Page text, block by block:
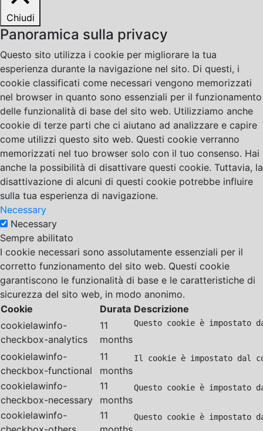
Chiudi
Panoramica sulla privacy
Questo sito utilizza i cookie per migliorare la tua
esperienza durante la navigazione nel sito. Di questi, i
cookie classificati come necessari vengono memorizzati
nel browser in quanto sono essenziali per il funzionamento
delle funzionalità di base del sito web. Utilizziamo anche
cookie di terze parti che ci aiutano ad analizzare e capire
come utilizzi questo sito web. Questi cookie verranno
memorizzati nel tuo browser solo con il tuo consenso. Hai
anche la possibilità di disattivare questi cookie. Tuttavia, la
disattivazione di alcuni di questi cookie potrebbe influire
sulla tua esperienza di navigazione.
Necessary
Necessary
Sempre abilitato
I cookie necessari sono assolutamente essenziali per il
corretto funzionamento del sito web. Questi cookie
garantiscono le funzionalità di base e le caratteristiche di
sicurezza del sito web, in modo anonimo.
Cookie
Durata Descrizione
cookielawinfo-
checkbox-analytics
11
months
Questo cookie è
cookielawinfo-
checkbox-functional
11
months
Il cookie è impostato dal
cookielawinfo-
checkbox-necessary
11
months
Questo cookie è impostato
cookielawinfo-
11
Questo cookie è